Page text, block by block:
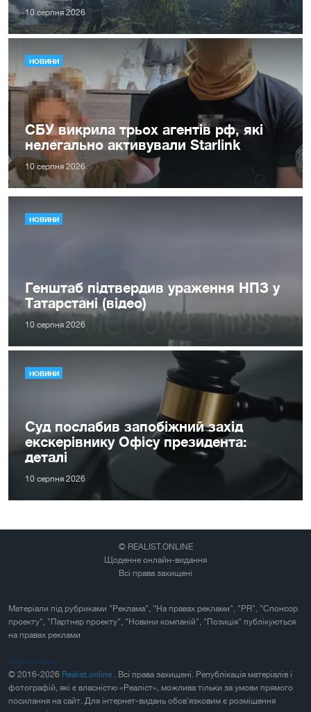
10 серпня 2026
НОВИНИ
СБУ викрила трьох агентів рф, які
нелегально активували Starlink
10 серпня 2026
НОВИНИ
Генштаб підтвердив ураження НПЗ у
Татарстані (відео)
10 серпня 2026
НОВИНИ
Суд послабив запобіжний захід
екскерівнику Офісу президента:
деталі
10 серпня 2026
© REALIST.ONLINE
Щоденне онлайн-видання
Всі права захищені
Матеріали під рубриками "Реклама", "На правах реклами", "PR", "Спонсор
проекту", "Партнер проекту", "Новини компаній", "Позиція" публікуються
на правах реклами
Карта сайта
© 2016-2026 Realist.online . Всі права захищені. Републікація матеріалів і
фотографій, які є власністю «Реаліст», можлива тільки за умови прямого
посилання на сайт. Для інтернет-видань обов'язковим є розміщення